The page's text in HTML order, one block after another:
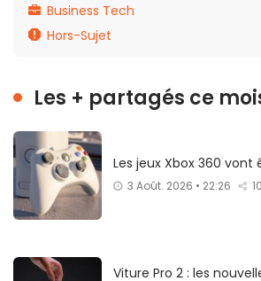
Business Tech
Hors-Sujet
Les + partagés ce
Les jeux Xbox 360 vont
3 Août. 2026 • 22:26 10
Viture Pro 2 : les